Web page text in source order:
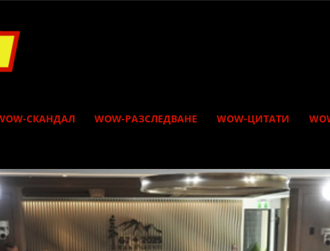
СКАНДАЛ WOW-РАЗСЛЕДВАНЕ WOW-ЦИТАТИ